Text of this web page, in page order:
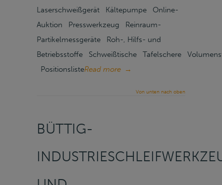
Laserschweißgerät Kältepumpe Online-
Auktion Presswerkzeug Reinraum-
Partikelmessgeräte Roh-, Hilfs- und
Betriebsstoffe Schweißtische Tafelschere
PositionslisteRead more →
Von unten nach oben
BÜTTIG-